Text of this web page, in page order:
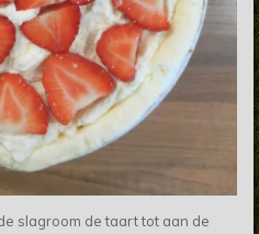
slagroom de taart tot aan de